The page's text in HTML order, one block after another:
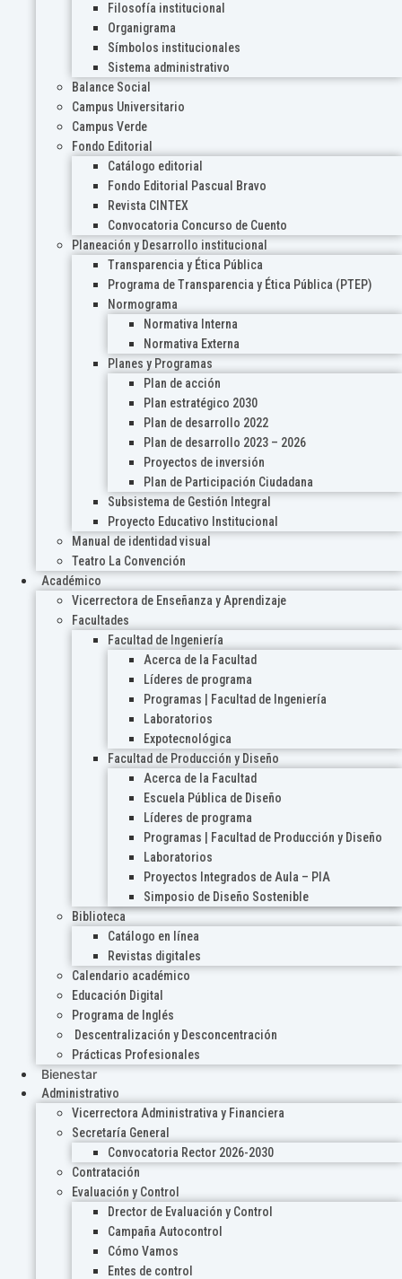
Filosofía institucional
Organigrama
Símbolos institucionales
Sistema administrativo
Balance Social
Campus Universitario
Campus Verde
Fondo Editorial
Catálogo editorial
Fondo Editorial Pascual Bravo
Revista CINTEX
Convocatoria Concurso de Cuento
Planeación y Desarrollo institucional
Transparencia y Ética Pública
Programa de Transparencia y Ética Pública (PTEP)
Normograma
Normativa Interna
Normativa Externa
Planes y Programas
Plan de acción
Plan estratégico 2030
Plan de desarrollo 2022
Plan de desarrollo 2023 – 2026
Proyectos de inversión
Plan de Participación Ciudadana
Subsistema de Gestión Integral
Proyecto Educativo Institucional
Manual de identidad visual
Teatro La Convención
Académico
Vicerrectora de Enseñanza y Aprendizaje
Facultades
Facultad de Ingeniería
Acerca de la Facultad
Líderes de programa
Programas | Facultad de Ingeniería
Laboratorios
Expotecnológica
Facultad de Producción y Diseño
Acerca de la Facultad
Escuela Pública de Diseño
Líderes de programa
Programas | Facultad de Producción y Diseño
Laboratorios
Proyectos Integrados de Aula – PIA
Simposio de Diseño Sostenible
Biblioteca
Catálogo en línea
Revistas digitales
Calendario académico
Educación Digital
Programa de Inglés
Descentralización y Desconcentración
Prácticas Profesionales
Bienestar
Administrativo
Vicerrectora Administrativa y Financiera
Secretaría General
Convocatoria Rector 2026-2030
Contratación
Evaluación y Control
Drector de Evaluación y Control
Campaña Autocontrol
Cómo Vamos
Entes de control